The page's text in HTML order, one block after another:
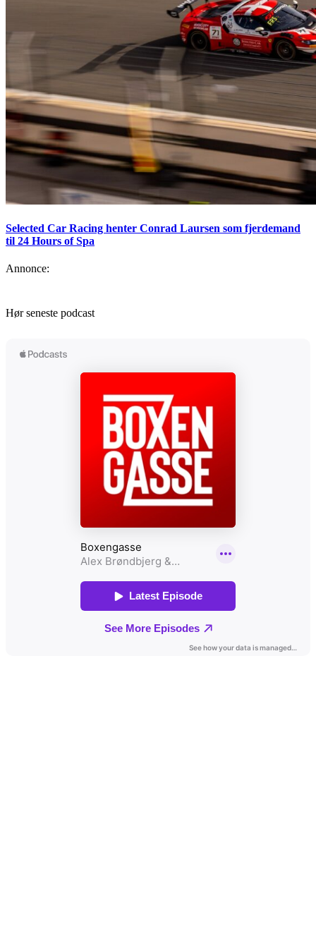
Selected Car Racing henter Conrad Laursen som fjerdemand
til 24 Hours of Spa
Annonce:
Hør seneste podcast